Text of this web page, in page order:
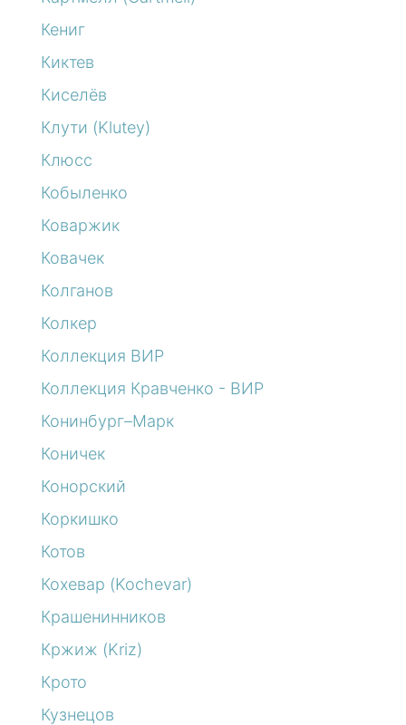
Кениг
Киктев
Киселёв
Клути (Klutey)
Клюсс
Кобыленко
Коваржик
Ковачек
Колганов
Колкер
Коллекция ВИР
Коллекция Кравченко - ВИР
Конинбург–Марк
Коничек
Конорский
Коркишко
Котов
Кохевар (Kochevar)
Крашенинников
Кржиж (Kriz)
Крото
Кузнецов